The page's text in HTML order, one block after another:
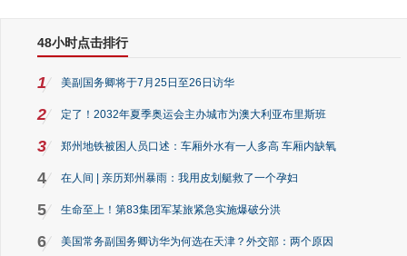
48小时点击排行
1 美副国务卿将于7月25日至26日访华
2 定了！2032年夏季奥运会主办城市为澳大利亚布里斯班
3 郑州地铁被困人员口述：车厢外水有一人多高 车厢内缺氧
4 在人间 | 亲历郑州暴雨：我用皮划艇救了一个孕妇
5 生命至上！第83集团军某旅紧急实施爆破分洪
6 美国常务副国务卿访华为何选在天津？外交部：两个原因